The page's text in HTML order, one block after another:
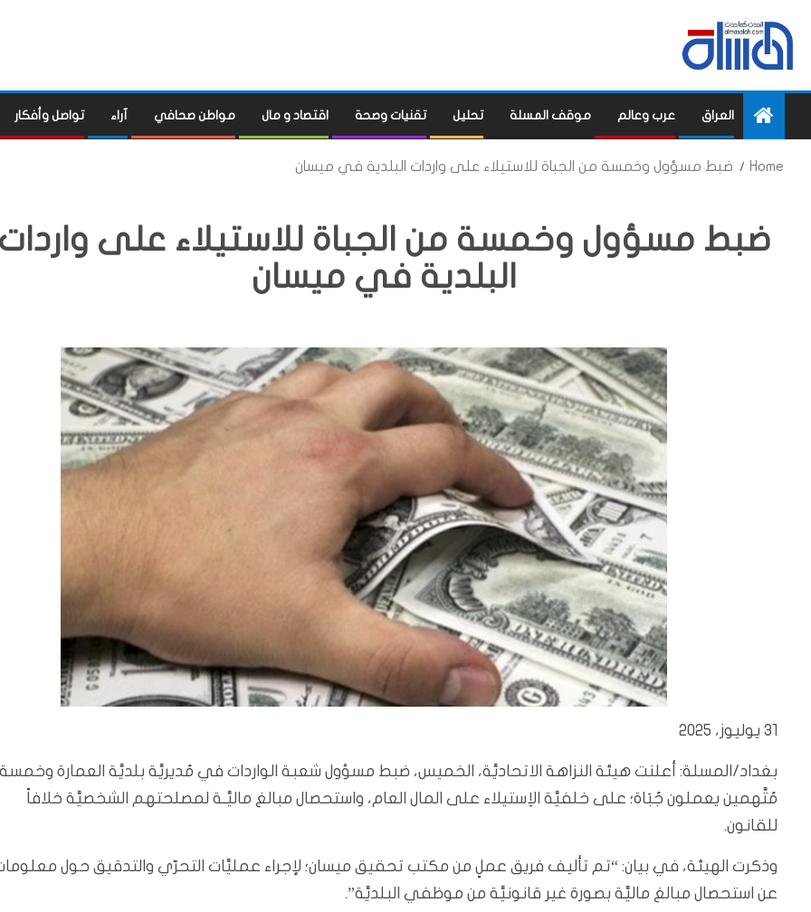
العراق عرب وعالم موقف المسلة تحليل تقنيات وصحة اقتصاد و مال مواطن صحافي آراء تواصل وأفكار
Home ضبط مسؤول وخمسة من الجباة للاستيلاء على واردات البلدية في ميسان
ضبط مسؤول وخمسة من الجباة للاستيلاء على
البلدية في ميسان
31 يوليوز، 2025
بغداد/المسلة: أعلنت هيئة النزاهة الاتحاديَّة، الخميس، ضبط مسؤول شعبة الواردات في مُديريَّة بلديَّة العمارة وخمسة
مُتَّهمين يعملون جُبَاة؛ على خلفيَّة الاِستيلاء على المال العام، واستحصال مبالغ ماليَّـة لمصلحتهم الشخصيَّة خلافاً
للقانون.
وذكرت الهيئة، في بيان: “تم تأليف فريق عملٍ من مكتب تحقيق ميسان؛ لإجراء عمليَّات التحرّي والتدقيق حول
عن استحصال مبالغ ماليَّة بصورة غير قانونيَّة من موظفي البلديَّة”.